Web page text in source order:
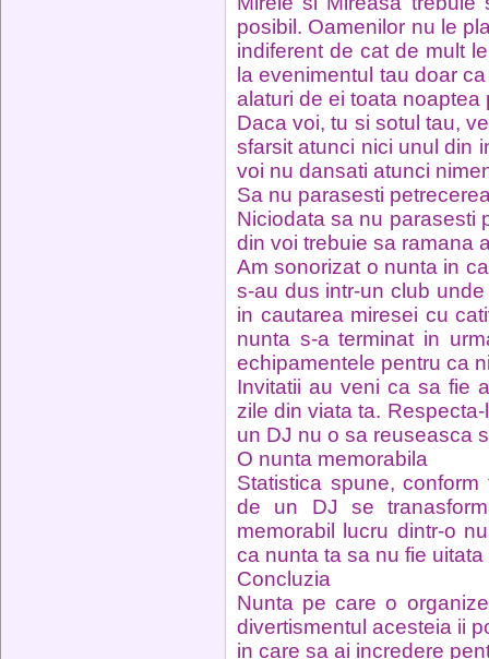
posibil. Oamenilor nu le
indiferent de cat de mult
la evenimentul tau doar
alaturi de ei toata noaptea
Daca voi, tu si sotul tau,
sfarsit atunci nici unul din
voi nu dansati atunci
Sa nu parasesti
Niciodata sa nu parasesti
din voi trebuie sa ramana
Am sonorizat o nunta in
s-au dus intr-un club
in cautarea miresei cu
nunta s-a terminat in
echipamentele pentru ca
Invitatii au veni ca sa fie
zile din viata ta.
un DJ nu o sa reuseasca
O nunta memorabila
Statistica spune,
de un DJ se
memorabil lucru dintr-o
ca nunta ta sa nu fie
Concluzia
Nunta pe care o
divertismentul acesteia ii
in care sa ai incredere